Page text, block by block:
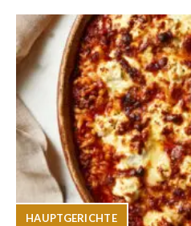
HAUPTGERICHTE